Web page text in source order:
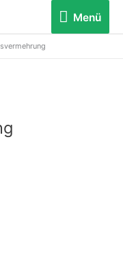
Menü
Menü